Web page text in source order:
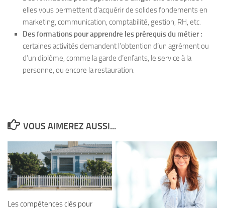
elles vous permettent d’acquérir de solides fondements en
marketing, communication, comptabilité, gestion, RH, etc.
Des formations pour apprendre les prérequis du métier :
certaines activités demandent l’obtention d’un agrément ou
d’un diplôme, comme la garde d’enfants, le service à la
personne, ou encore la restauration.
VOUS AIMEREZ AUSSI...
Les compétences clés pour